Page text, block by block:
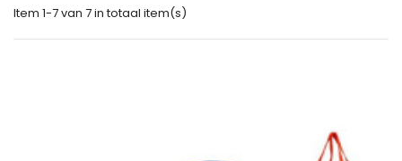
Item 1-7 van 7 in totaal item(s)